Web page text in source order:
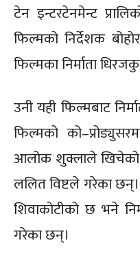
टेन इन्टरटेनमेन्ट
फिल्मको निर्देशक
फिल्मका निर्माता
उनी यही फिल्मबाट
फिल्मको
आलोक शुक्लाले खिचेको
ललित विष्टले गरेका
शिवाकोटीको छ भने
गरेका छन्।